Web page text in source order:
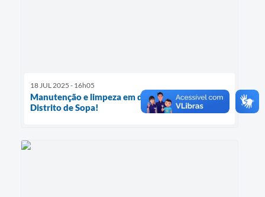
18 JUL 2025 - 16h05
Manutenção e limpeza em diversas ruas do
Distrito de Sopa!